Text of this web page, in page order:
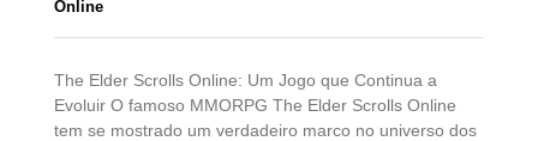
Online
The Elder Scrolls Online: Um Jogo que Continua a
Evoluir O famoso MMORPG The Elder Scrolls Online
tem se mostrado um verdadeiro marco no universo dos